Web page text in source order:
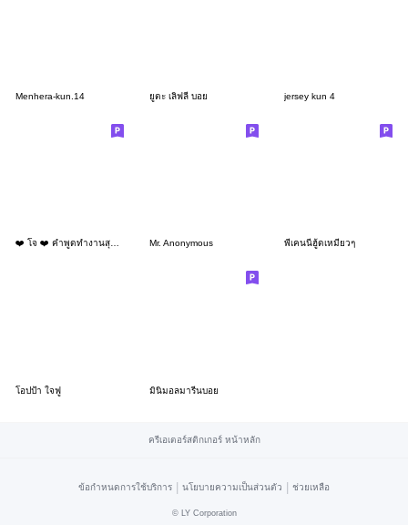
Menhera-kun.14 ยูตะ เลิฟลี่ บอย jersey kun 4
❤️ โจ ❤️ คำพูดทำงานสุภาพ (Mini -TH) Mr. Anonymous พี่เคนนี่ฮู้ดเหมียวๆ
โอปป้า ใจฟู มินิมอลมารีนบอย
ครีเอเตอร์สติกเกอร์ หน้าหลัก
ข้อกำหนดการใช้บริการ | นโยบายความเป็นส่วนตัว | ช่วยเหลือ
© LY Corporation